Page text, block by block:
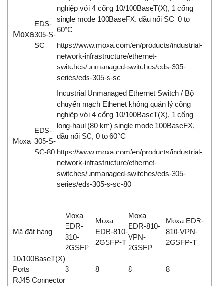
Moxa
EDS-
305-S-
SC
nghiệp với 4 cổng 10/100BaseT(X), 1 cổng
single mode 100BaseFX, đầu nối SC, 0 to
60°C
https://www.moxa.com/en/products/industrial-
network-infrastructure/ethernet-
switches/unmanaged-switches/eds-305-
series/eds-305-s-sc
Moxa
EDS-
305-S-
SC-80
Industrial Unmanaged Ethernet Switch / Bộ
chuyển mạch Ethenet không quản lý công
nghiệp với 4 cổng 10/100BaseT(X), 1 cổng
long-haul (80 km) single mode 100BaseFX,
đầu nối SC, 0 to 60°C
https://www.moxa.com/en/products/industrial-
network-infrastructure/ethernet-
switches/unmanaged-switches/eds-305-
series/eds-305-s-sc-80
Mã đặt hàng
Moxa
EDR-
810-
2GSFP
Moxa
EDR-810-
2GSFP-T
Moxa
EDR-810-
VPN-
2GSFP
Moxa EDR-
810-VPN-
2GSFP-T
10/100BaseT(X)
Ports
RJ45 Connector
8 8 8 8